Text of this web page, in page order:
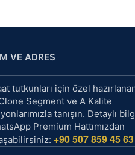
VE ADRES
tutkunları için özel
Segment ve A Kalite
tanışın. Detaylı
Premium Hattımızdan
+90 507 859 45 63